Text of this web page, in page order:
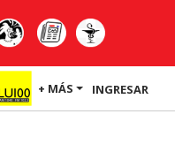
+ MÁS INGRESAR